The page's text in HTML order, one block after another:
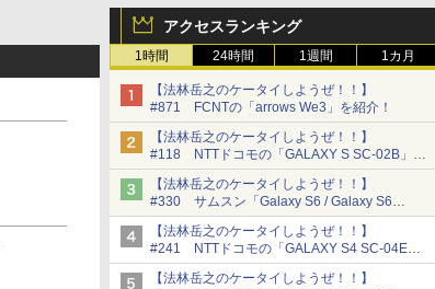
アクセスランキング
1時間 24時間 1週間 1カ月
【法林岳之のケータイしようぜ！！】
#871 FCNTの「arrows We3」を紹介！
【法林岳之のケータイしようぜ！！】
#118 NTTドコモの「GALAXY S SC-02B」を
紹介！
【法林岳之のケータイしようぜ！！】
#330 サムスン「Galaxy S6 / Galaxy S6
edge」特集!!
【法林岳之のケータイしようぜ！！】
#241 NTTドコモの「GALAXY S4 SC-04E」
を紹介！
【法林岳之のケータイしようぜ！！】